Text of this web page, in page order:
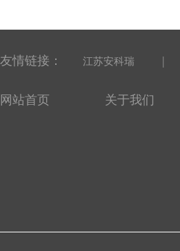
友情链接： 江苏安科瑞 |
网站首页 关于我们